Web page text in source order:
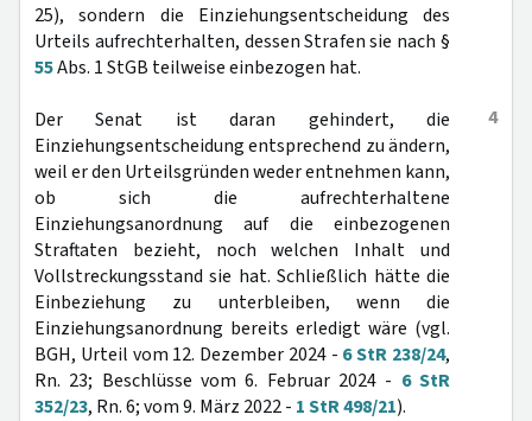
25), sondern die Einziehungsentscheidung des
Urteils aufrechterhalten, dessen Strafen sie nach §
55Abs. 1 StGB teilweise einbezogen hat.
4
Der Senat ist daran gehindert, die
Einziehungsentscheidung entsprechend zu ändern,
weil er den Urteilsgründen weder entnehmen kann,
ob sich die aufrechterhaltene
Einziehungsanordnung auf die einbezogenen
Straftaten bezieht, noch welchen Inhalt und
Vollstreckungsstand sie hat. Schließlich hätte die
Einbeziehung zu unterbleiben, wenn die
Einziehungsanordnung bereits erledigt wäre (vgl.
BGH, Urteil vom 12. Dezember 2024 - 6 StR 238/24,
Rn. 23; Beschlüsse vom 6. Februar 2024 - 6 StR
352/23, Rn. 6; vom 9. März 2022 - 1 StR 498/21).